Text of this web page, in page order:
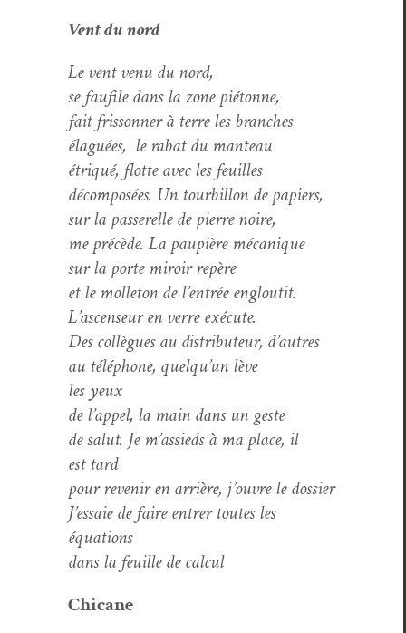
Vent du nord
Le vent venu du nord,
se fau­file dans la zone piétonne,
fait fris­son­ner à terre les branches
élaguées, le rabat du manteau
étriqué, flotte avec les feuilles
décom­posées. Un tour­bil­lon de papiers,
sur la passerelle de pierre noire,
me précède. La paupière mécanique
sur la porte miroir repère
et le mol­leton de l’entrée engloutit.
L’ascenseur en verre exécute.
Des col­lègues au dis­trib­u­teur, d’autres
au télé­phone, quelqu’un lève
les yeux
de l’appel, la main dans un geste
de salut. Je m’assieds à ma place, il
est tard
pour revenir en arrière, j’ouvre le dossier
J’essaie de faire entr­er toutes les
équations
dans la feuille de calcul
Chi­cane